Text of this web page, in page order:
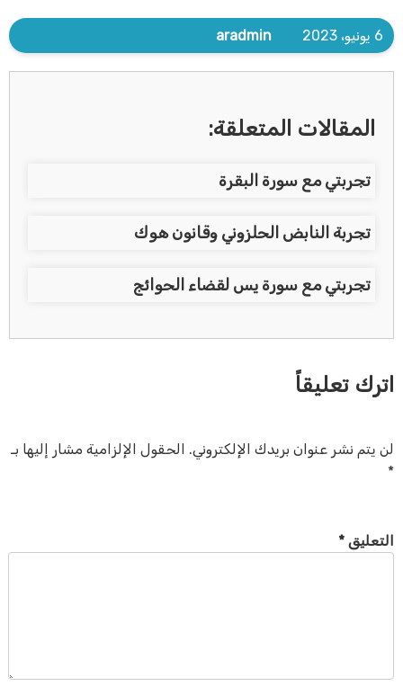
6 يونيو، 2023 aradmin
المقالات المتعلقة:
تجربتي مع سورة البقرة
تجربة النابض الحلزوني وقانون هوك
تجربتي مع سورة يس لقضاء الحوائج
اترك تعليقاً
لن يتم نشر عنوان بريدك الإلكتروني. الحقول الإلزامية مشار إليها بـ
*
التعليق *